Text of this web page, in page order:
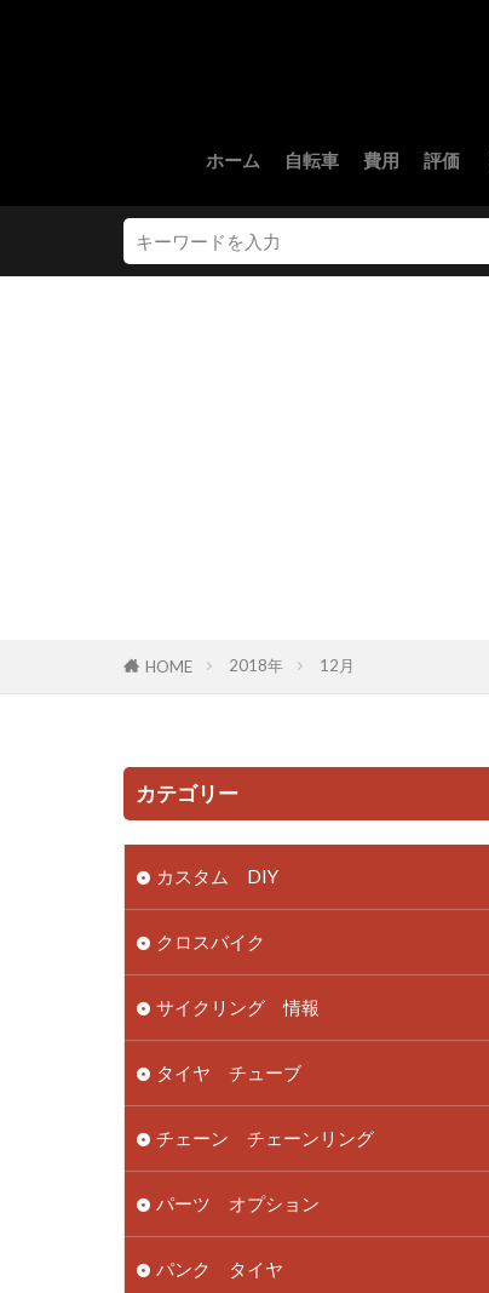
ホーム 自転車 費用 評価
HOME 2018年 12月
カテゴリー
カスタム DIY
クロスバイク
サイクリング 情報
タイヤ チューブ
チェーン チェーンリング
パーツ オプション
パンク タイヤ